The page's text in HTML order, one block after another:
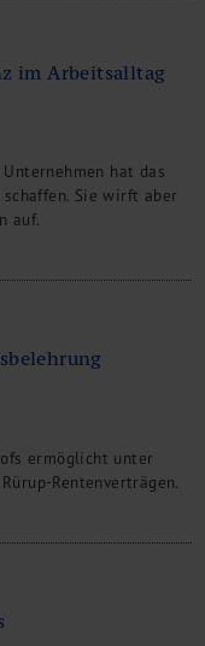
im Arbeitsalltag
hat das
Sie wirft aber
auf.
ermöglicht unter
Rentenverträgen.